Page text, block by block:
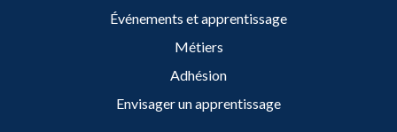
Événements et apprentissage
Métiers
Adhésion
Envisager un apprentissage